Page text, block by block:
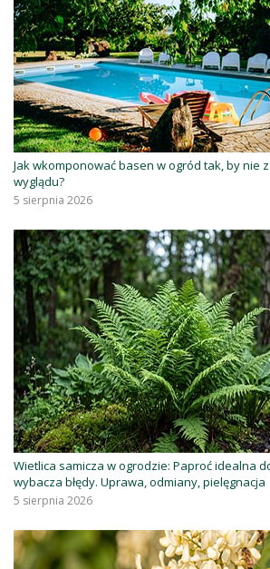
Jak wkomponować basen w ogród tak, by nie
wyglądu?
5 sierpnia 2026
Wietlica samicza w ogrodzie: Paproć idealna
wybacza błędy. Uprawa, odmiany, pielęgnacja
5 sierpnia 2026